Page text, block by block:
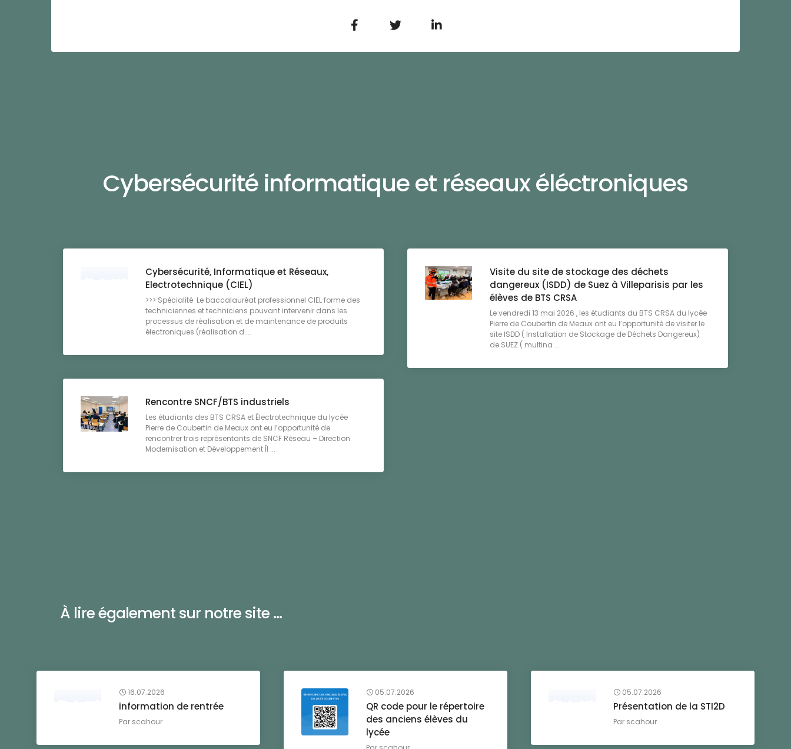
Cybersécurité informatique et réseaux éléctroniques
Cybersécurité, Informatique et Réseaux,
Electrotechnique (CIEL)
>>> Spécialité Le baccalauréat professionnel CIEL forme des
techniciennes et techniciens pouvant intervenir dans les
processus de réalisation et de maintenance de produits
électroniques (réalisation d ...
Visite du site de stockage des déchets
dangereux (ISDD) de Suez à Villeparisis par les
élèves de BTS CRSA
Le vendredi 13 mai 2026 , les étudiants du BTS CRSA du lycée
Pierre de Coubertin de Meaux ont eu l’opportunité de visiter le
site ISDD ( Installation de Stockage de Déchets Dangereux)
de SUEZ ( multina ...
Rencontre SNCF/BTS industriels
‌Les étudiants des BTS CRSA et Électrotechnique du lycée
Pierre de Coubertin de Meaux ont eu l’opportunité de
rencontrer trois représentants de SNCF Réseau – Direction
Modernisation et Développement Îl ...
À lire également sur notre site ...
16.07.2026
information de rentrée
Par scahour
05.07.2026
QR code pour le répertoire
des anciens élèves du
lycée
05.07.2026
Présentation de la STI2D
Par scahour